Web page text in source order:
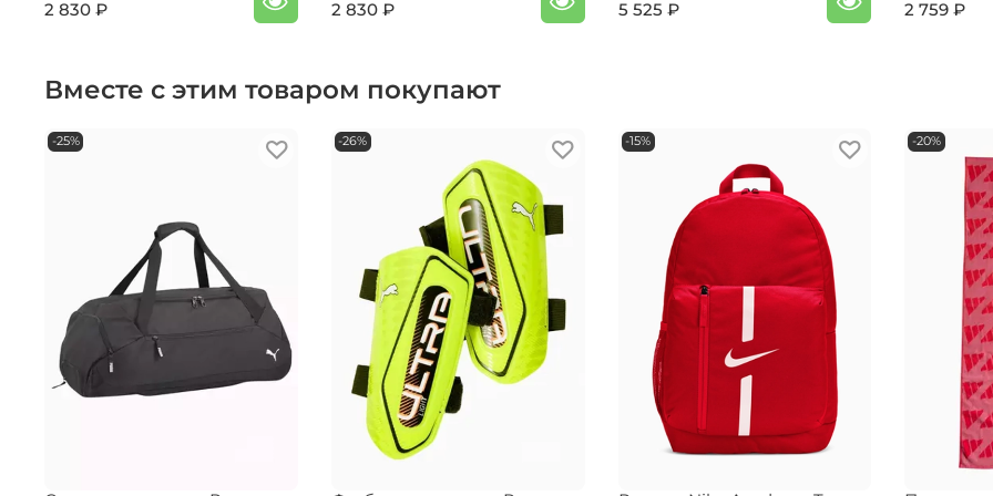
2 830 ₽ 2 830 ₽ 5 525 ₽ 2 759 ₽
Вместе с этим товаром покупают
-25% -26% -15% -20%